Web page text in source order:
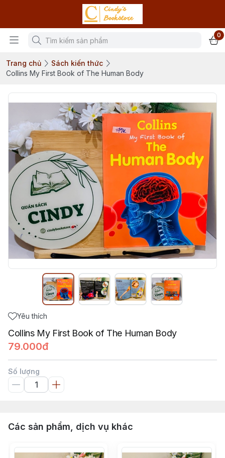
0
Trang chủ
Sách kiến thức
Collins My First Book of The Human Body
Yêu thích
Collins My First Book of The Human Body
79.000đ
Số lượng
Các sản phẩm, dịch vụ khác